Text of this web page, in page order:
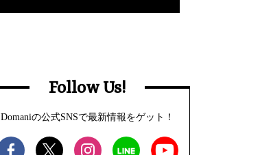
Follow Us!
Domaniの公式SNSで最新情報をゲット！